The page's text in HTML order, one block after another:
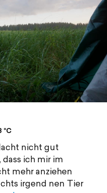
°C
nicht gut
dass ich mir im
mehr anziehen
irgend nen Tier